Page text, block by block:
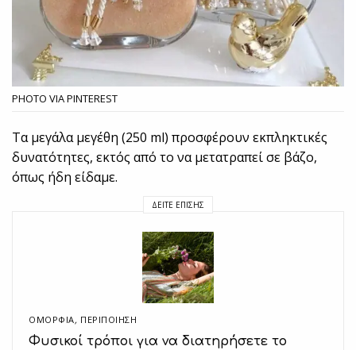
PHOTO VIA PINTEREST
Τα μεγάλα μεγέθη (250 ml) προσφέρουν εκπληκτικές
δυνατότητες, εκτός από το να μετατραπεί σε βάζο,
όπως ήδη είδαμε.
ΔΕΊΤΕ ΕΠΊΣΗΣ
ΟΜΟΡΦΙΑ, ΠΕΡΙΠΟΊΗΣΗ
Φυσικοί τρόποι για να διατηρήσετε το